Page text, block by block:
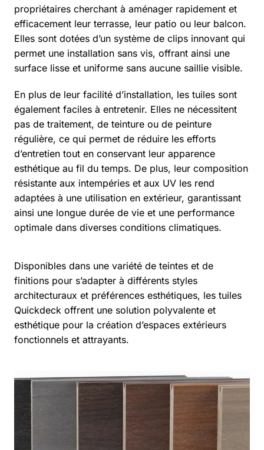
propriétaires cherchant à aménager rapidement et
efficacement leur terrasse, leur patio ou leur balcon.
Elles sont dotées d’un système de clips innovant qui
permet une installation sans vis, offrant ainsi une
surface lisse et uniforme sans aucune saillie visible.
En plus de leur facilité d’installation, les tuiles sont
également faciles à entretenir. Elles ne nécessitent
pas de traitement, de teinture ou de peinture
régulière, ce qui permet de réduire les efforts
d’entretien tout en conservant leur apparence
esthétique au fil du temps. De plus, leur composition
résistante aux intempéries et aux UV les rend
adaptées à une utilisation en extérieur, garantissant
ainsi une longue durée de vie et une performance
optimale dans diverses conditions climatiques.
Disponibles dans une variété de teintes et de
finitions pour s’adapter à différents styles
architecturaux et préférences esthétiques, les tuiles
Quickdeck offrent une solution polyvalente et
esthétique pour la création d’espaces extérieurs
fonctionnels et attrayants.